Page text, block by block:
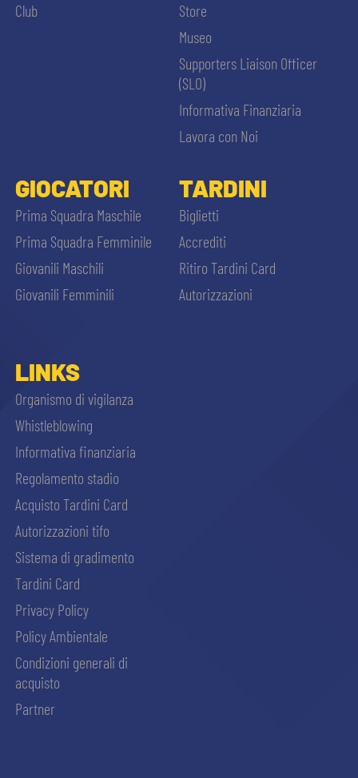
Club
Store
Museo
Supporters Liaison Officer
(SLO)
Informativa Finanziaria
Lavora con Noi
GIOCATORI
Prima Squadra Maschile
Prima Squadra Femminile
Giovanili Maschili
Giovanili Femminili
TARDINI
Biglietti
Accrediti
Ritiro Tardini Card
Autorizzazioni
LINKS
Organismo di vigilanza
Whistleblowing
Informativa finanziaria
Regolamento stadio
Acquisto Tardini Card
Autorizzazioni tifo
Sistema di gradimento
Tardini Card
Privacy Policy
Policy Ambientale
Condizioni generali di
acquisto
Partner